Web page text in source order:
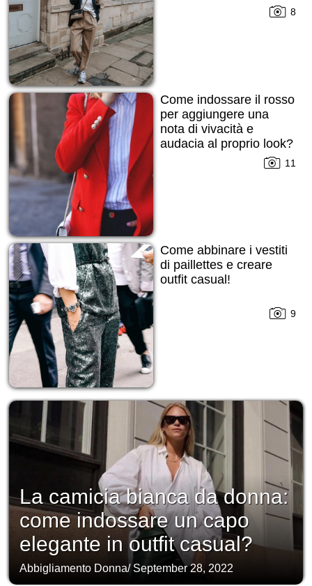
8
Come indossare il rosso
per aggiungere una
nota di vivacità e
audacia al proprio look?
11
Come abbinare i vestiti
di paillettes e creare
outfit casual!
9
La camicia bianca da donna:
come indossare un capo
elegante in outfit casual?
Abbigliamento Donna/September 28, 2022